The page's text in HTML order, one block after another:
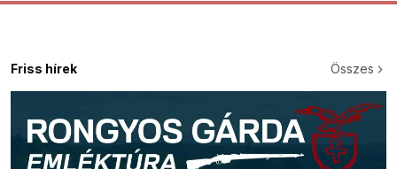
Friss hírek Összes